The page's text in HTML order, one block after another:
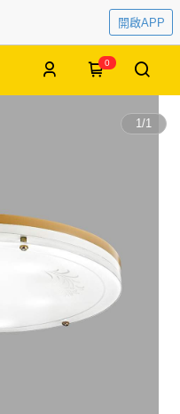
開啟APP
0
1/1